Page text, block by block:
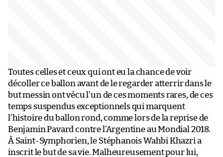
Toutes celles et ceux qui ont eu la chance de voir
décoller ce ballon avant de le regarder atterrir dans le
but messin ont vécu l’un de ces moments rares, de ces
temps suspendus exceptionnels qui marquent
l’histoire du ballon rond, comme lors de la reprise de
Benjamin Pavard contre l’Argentine au Mondial 2018.
À Saint-Symphorien, le Stéphanois Wahbi Khazri a
inscrit le but de sa vie. Malheureusement pour lui,